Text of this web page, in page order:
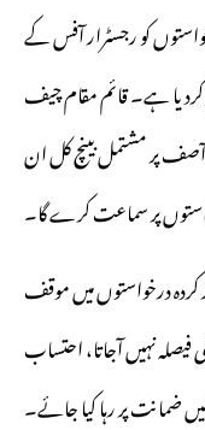
درخواستوں کو رجسٹرار آفس کے
ہے۔ قائم مقام چیف
آصف پر مشتمل بینچ کل ان
پر سماعت کرے گا۔
کردہ درخواستوں میں موقف
نہیں آجاتا، احتساب
ضمانت پر رہا کیا جائے۔